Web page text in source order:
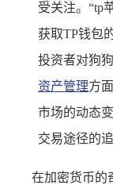
受关注。“tp
获取TP钱包
投资者对狗
资产管理方
市场的动态
交易途径的追
在加密货币的